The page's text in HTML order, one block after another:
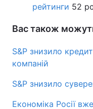
рейтинги 52
Вас також
S&P знизило
компаній
S&P знизило
Економіка Росії